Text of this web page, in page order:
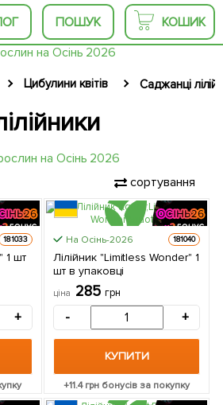
ПОШУК КОШИК
Цибулини квітів Саджанці
сортування
181033
+
На Осінь-2026 181040
Лілійник "Limitless Wonder" 1
шт в упаковці
ціна 285 грн
- +
КУПИТИ
+11.4грн бонусів за покупку